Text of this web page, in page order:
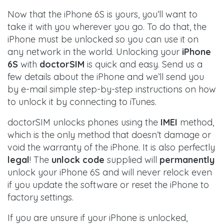
Now that the iPhone 6S is yours, you’ll want to
take it with you wherever you go. To do that, the
iPhone must be unlocked so you can use it on
any network in the world. Unlocking your iPhone
6S with doctorSIM is quick and easy. Send us a
few details about the iPhone and we’ll send you
by e-mail simple step-by-step instructions on how
to unlock it by connecting to iTunes.
doctorSIM unlocks phones using the IMEI method,
which is the only method that doesn’t damage or
void the warranty of the iPhone. It is also perfectly
legal! The unlock code supplied will permanently
unlock your iPhone 6S and will never relock even
if you update the software or reset the iPhone to
factory settings.
If you are unsure if your iPhone is unlocked,